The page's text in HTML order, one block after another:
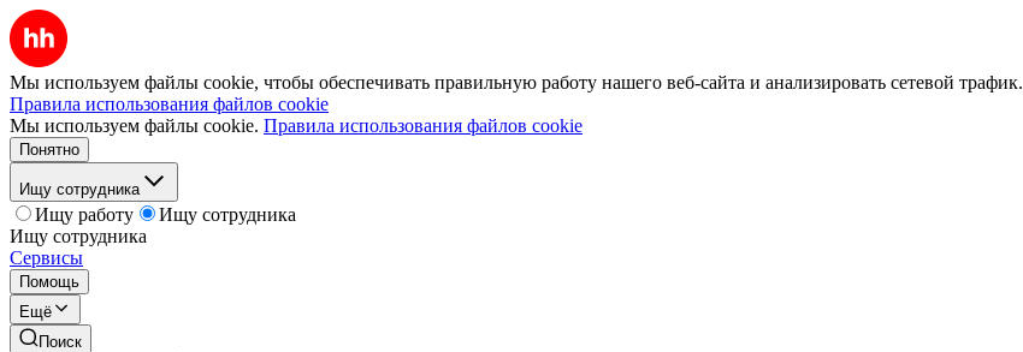
Мы используем файлы cookie, чтобы обеспечивать правильную работу нашего веб-сайта и анализировать сетевой трафик.
Правила использования файлов cookie
Мы используем файлы cookie. Правила использования файлов cookie
Понятно
Ищу сотрудника
Ищу работу
Ищу сотрудника
Ищу сотрудника
Сервисы
Помощь
Ещё
Поиск